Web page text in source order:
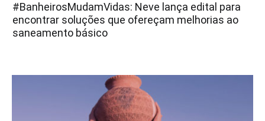
#BanheirosMudamVidas: Neve lança edital para
encontrar soluções que ofereçam melhorias ao
saneamento básico